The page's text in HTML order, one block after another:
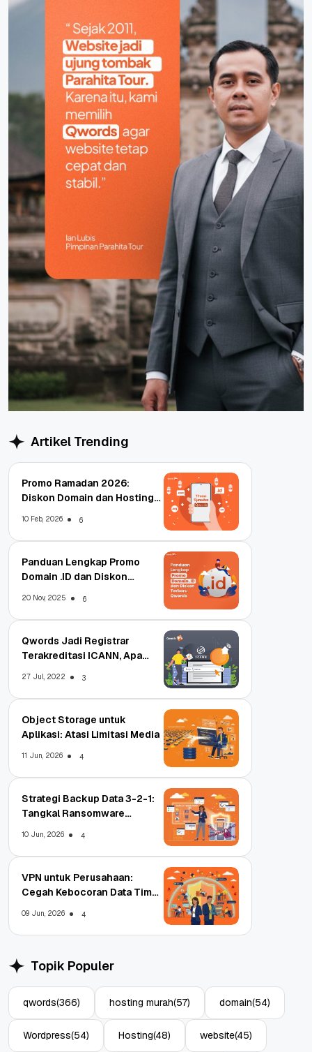
Artikel Trending
Promo Ramadan 2026:
Diskon Domain dan Hosting
10 Feb, 2026 6
Panduan Lengkap Promo
Domain .ID dan Diskon
20 Nov, 2025 6
Qwords Jadi Registrar
Terakreditasi ICANN, Apa
27 Jul, 2022 3
Object Storage untuk
Aplikasi: Atasi Limitasi Media
11 Jun, 2026 4
Strategi Backup Data 3-2-1:
Tangkal Ransomware
10 Jun, 2026 4
VPN untuk Perusahaan:
Cegah Kebocoran Data Tim
09 Jun, 2026 4
Topik Populer
qwords(366) hosting murah(57) domain(54)
Wordpress(54) Hosting(48) website(45)